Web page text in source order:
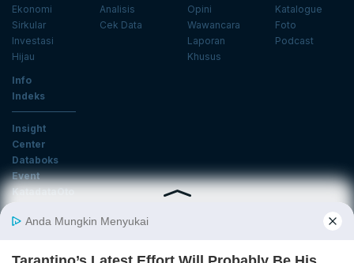
Ekonomi
Sirkular
Investasi
Hijau
Analisis
Cek Data
Opini
Wawancara
Laporan
Khusus
Katalogue
Foto
Podcast
Info
Indeks
Insight
Center
Databoks
Event
KatadataOto
Email